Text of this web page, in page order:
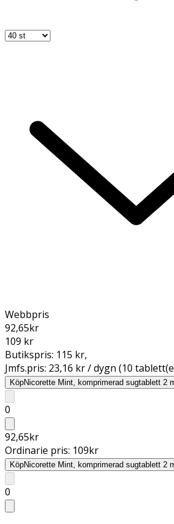
Webbpris
92,65kr
109 kr
Butikspris: 115 kr,
Jmfs.pris: 23,16 kr / dygn (10
KöpNicorette Mint, komprimerad sugtablett 2
0
92,65kr
Ordinarie pris: 109kr
KöpNicorette Mint, komprimerad sugtablett 2
0